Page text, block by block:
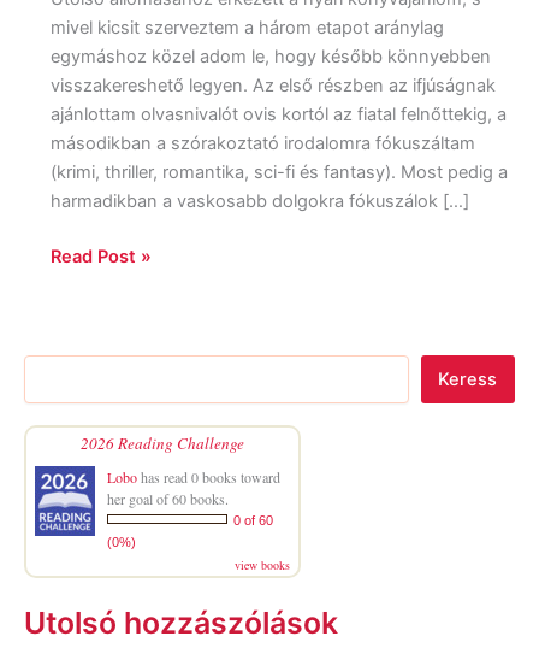
mivel kicsit szerveztem a három etapot aránylag
egymáshoz közel adom le, hogy később könnyebben
visszakereshető legyen. Az első részben az ifjúságnak
ajánlottam olvasnivalót ovis kortól az fiatal felnőttekig, a
másodikban a szórakoztató irodalomra fókuszáltam
(krimi, thriller, romantika, sci-fi és fantasy). Most pedig a
harmadikban a vaskosabb dolgokra fókuszálok […]
Read Post »
Keress
2026 Reading Challenge
Lobohas read 0 books toward
her goal of 60 books.
0 of 60
(0%)
view books
Utolsó hozzászólások